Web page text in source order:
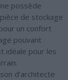
possède
de stockage
un confort
pouvant
idéale pour les
d’architecte